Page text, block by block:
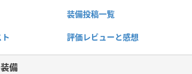
装備投稿一覧
評価レビューと感想
備